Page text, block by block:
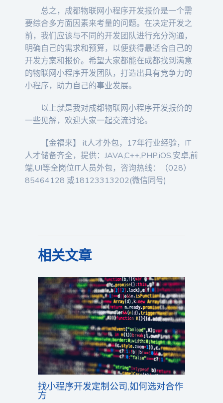
总之，成都物联网小程序开发报价是一个需
要综合多方面因素来考量的问题。在决定开发之
前，我们应该与不同的开发团队进行充分沟通，
明确自己的需求和预算，以便获得最适合自己的
开发方案和报价。希望大家都能在成都找到满意
的物联网小程序开发团队，打造出具有竞争力的
小程序，助力自己的事业发展。
以上就是我对成都物联网小程序开发报价的
一些见解，欢迎大家一起交流讨论。
【金福来】 it人才外包，17年行业经验，IT
人才储备齐全，提供：JAVA,C++,PHP,iOS,安卓,前
端,UI等全岗位IT人员外包，咨询热线：（028）
85464128 或18123313202(微信同号)
相关文章
找小程序开发定制公司,如何选对合作
方